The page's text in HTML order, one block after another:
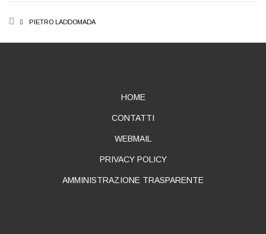
BREADCRUMB
PIETRO LADDOMADA
HOME
CONTATTI
WEBMAIL
PRIVACY POLICY
AMMINISTRAZIONE TRASPARENTE